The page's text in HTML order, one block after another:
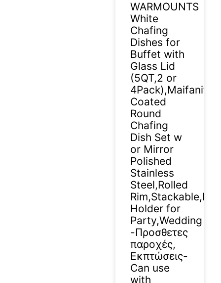
WARMOUNTS
White
Chafing
Dishes for
Buffet with
Glass Lid
(5QT,2 or
4Pack),Maifanite
Coated
Round
Chafing
Dish Set w
or Mirror
Polished
Stainless
Steel,Rolled
Rim,Stackable,Lid
Holder for
Party,Wedding
-Προσθετες
παροχές,
Εκπτώσεις-
Can use
with